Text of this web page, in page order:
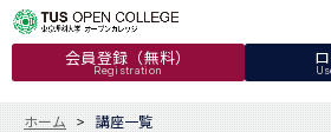
会員登録（無料）
Registration
ホーム 講座一覧